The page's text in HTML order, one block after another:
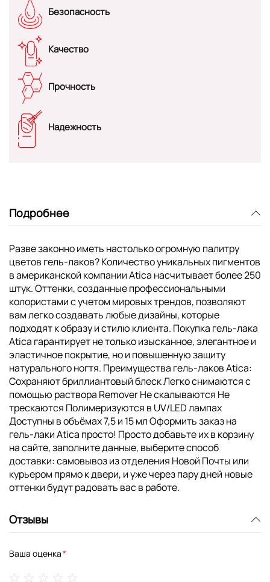
Безопасность
Качество
Прочность
Надежность
Подробнее
Разве законно иметь настолько огромную палитру
цветов гель-лаков? Количество уникальных пигментов
в американской компании Atica насчитывает более 250
штук. Оттенки, созданные профессиональными
колористами с учетом мировых трендов, позволяют
вам легко создавать любые дизайны, которые
подходят к образу и стилю клиента. Покупка гель-лака
Atica гарантирует не только изысканное, элегантное и
эластичное покрытие, но и повышенную защиту
натурального ногтя. Преимущества гель-лаков Atica:
Сохраняют бриллиантовый блеск Легко снимаются с
помощью раствора Remover Не скалываются Не
трескаются Полимеризуются в UV/LED лампах
Доступны в объёмах 7,5 и 15 мл Оформить заказ на
гель-лаки Atica просто! Просто добавьте их в корзину
на сайте, заполните данные, выберите способ
доставки: самовывоз из отделения Новой Почты или
курьером прямо к двери, и уже через пару дней новые
оттенки будут радовать вас в работе.
Отзывы
Ваша оценка